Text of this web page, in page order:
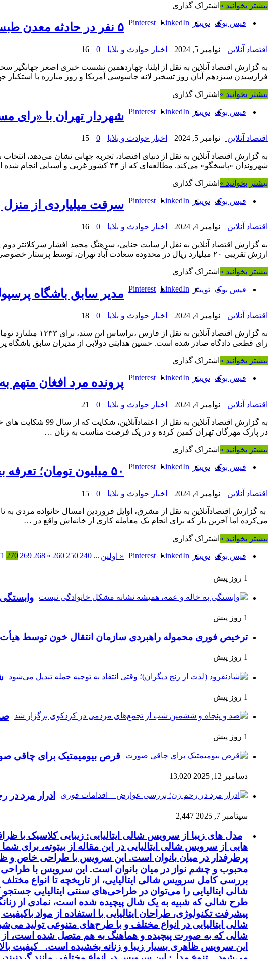
بیشتر بخوانید » اشتراک گذاری
فیس بوک توییتر LinkedIn
Pinterest ۵ نفر در حادثه معدن طبس مقصر شناخته شدند/ صدور دستور ممنوع الخروجیِ مقصران
اقتصاد آنلاین نوامبر 5, 2024 اخبار حوادث و بلایا 0
16
به گزارش اقتصاد آنلاین به نقل از ایلنا، چهاردهمین نشست خبری اصغر
فرارسیدن سیزدهم آبان روز تسخیر لانه جاسوسی آمریکا و روز مبارزه با استکبار
بیشتر بخوانید » اشتراک گذاری
فیس بوک توییتر LinkedIn
Pinterest شهردار تهران با «رای
اقتصاد آنلاین نوامبر 5, 2024 اخبار حوادث و بلایا 0
15
به گزارش اقتصاد آنلاین به نقل از دنیای اقتصاد، تجربه جهانی نشان می‌دهد،
شهروندان «پاسخگو» می‌کند. مطالعه‌ای که از ۴۴ کشور غربی و آسیایی انجام شده از «شیوه …
بیشتر بخوانید » اشتراک گذاری
فیس بوک توییتر LinkedIn
Pinterest سرقت میلیاردی از منزل
اقتصاد آنلاین نوامبر 4, 2024 اخبار حوادث و بلایا 0
16
به گزارش اقتصاد آنلاین به نقل از سایت جنایی، سرهنگ محمد افشار
ارزش تقریبی ۲۰ میلیارد ریال در محدوده سعادت آباد تهران، توسط پرستار خصوصی …
بیشتر بخوانید » اشتراک گذاری
فیس بوک توییتر LinkedIn
Pinterest مدیر سابق باشگاه
اقتصاد آنلاین نوامبر 4, 2024 اخبار حوادث و بلایا 0
18
رای قطعی دادگاه صادر شده است. حسین هدایتی دولابی از مدیران سابق باشگاه
بیشتر بخوانید » اشتراک گذاری
فیس بوک توییتر LinkedIn
Pinterest پرونده مرد افغان متهم به تجاوز ۹ زن ایرانی
اقتصاد آنلاین نوامبر 4, 2024 اخبار حوادث و بلایا 0
21
به گزارش اقتصاد
در پارک مهرگان تهران کمین کرده و در یک فرصت مناسب به زنان …
بیشتر بخوانید » اشتراک گذاری
فیس بوک توییتر LinkedIn
Pinterest ۵۰ میلیون تومان؛ ‌تعرفه بخت گشایی دختران!
اقتصاد آنلاین نوامبر 4, 2024 اخبار حوادث و بلایا 0
15
به گزارش اقتصادآنلاین به نقل از مشرق، اوایل فروردین امسال خانواده مردی به
می‌کرده اما آخرین بار که برای انجام یک معامله کاری از خانه‌اش واقع در …
بیشتر بخوانید » اشتراک گذاری
فیس بوک توییتر LinkedIn
Pinterest « اولین ...
240
250
260
«
268
269
270
1 روز پیش
1 روز پیش
ترخیص فوری محموله راهبردی سازمان انتقال خون توسط
1 روز پیش
1 روز پیش
1 روز پیش
قرص بیومیمتیک برای چاقی
دسامبر 12, 2025 13,020
ادرار مرد
سپتامبر 7, 2025 2,447
مدل های زیبا از سرویس شالی ایتالیایی: زیبایی کلاسیک
هایی از سرویس شالی ایتالیایی در این مقاله از بیتوته، برای
پرطرفدار در میان بانوان است. این سرویس با طراحی خاص و
محبوب و چشم نواز در میان بانوان است. این سرویس با طراحی
بررسی کامل سرویس شالی ایتالیایی، از تاریخچه تا انواع
شالی ایتالیایی را می‌توان در طراحی‌های سنتی ایتالیایی
طرح شالی که شبیه به یک شال پیچیده شده است، نمادی از
پیشرفت تکنولوژی، طراحان ایتالیایی با استفاده از مواد
شالی ایتالیایی در انواع مختلف و با طرح‌های متنوعی
شالی که به صورت پیچیده و هماهنگ به هم متصل شده است،
این سرویس ظاهری بسیار زیبا و زنانه بخشیده است. کیفیت